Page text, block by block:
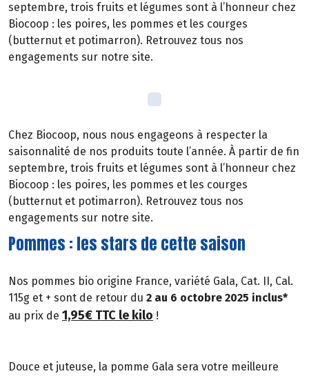
septembre, trois fruits et légumes sont à l’honneur chez
Biocoop : les poires, les pommes et les courges
(butternut et potimarron). Retrouvez tous nos
engagements sur notre site.
Chez Biocoop, nous nous engageons à respecter la
saisonnalité de nos produits toute l’année. À partir de fin
septembre, trois fruits et légumes sont à l’honneur chez
Biocoop : les poires, les pommes et les courges
(butternut et potimarron). Retrouvez tous nos
engagements sur notre site.
Pommes : les stars de cette saison
Nos pommes bio origine France, variété Gala, Cat. II, Cal.
115g et + sont de retour du 2 au 6 octobre 2025 inclus*
au prix de 1,95€ TTC le kilo !
Douce et juteuse, la pomme Gala sera votre meilleure